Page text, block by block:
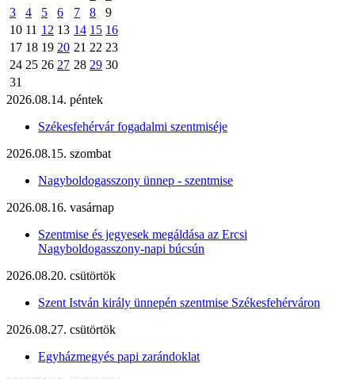
3
4 5 6 7 8
9
10 11 12 13 14 15 16
17 18 19 20 21 22 23
24 25 26 27 28 29 30
31
2026.08.14. péntek
Székesfehérvár fogadalmi szentmiséje
2026.08.15. szombat
Nagyboldogasszony ünnep - szentmise
2026.08.16. vasárnap
Szentmise és jegyesek megáldása az Ercsi
Nagyboldogasszony-napi búcsún
2026.08.20. csütörtök
Szent István király ünnepén szentmise Székesfehérváron
2026.08.27. csütörtök
Egyházmegyés papi zarándoklat